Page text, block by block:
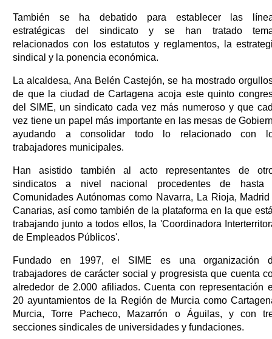
También se ha debatido para establecer las
estratégicas del sindicato y se han tratado
relacionados con los estatutos y reglamentos, la
sindical y la ponencia económica.
La alcaldesa, Ana Belén Castejón, se ha mostrado
de que la ciudad de Cartagena acoja este quinto
del SIME, un sindicato cada vez más numeroso y que
vez tiene un papel más importante en las mesas de
ayudando a consolidar todo lo relacionado con
trabajadores municipales.
Han asistido también al acto representantes de
sindicatos a nivel nacional procedentes de hasta
Comunidades Autónomas como Navarra, La Rioja,
Canarias, así como también de la plataforma en la que
trabajando junto a todos ellos, la 'Coordinadora
de Empleados Públicos'.
Fundado en 1997, el SIME es una organización
trabajadores de carácter social y progresista que cuenta
alrededor de 2.000 afiliados. Cuenta con representación
20 ayuntamientos de la Región de Murcia como
Murcia, Torre Pacheco, Mazarrón o Águilas, y con
secciones sindicales de universidades y fundaciones.